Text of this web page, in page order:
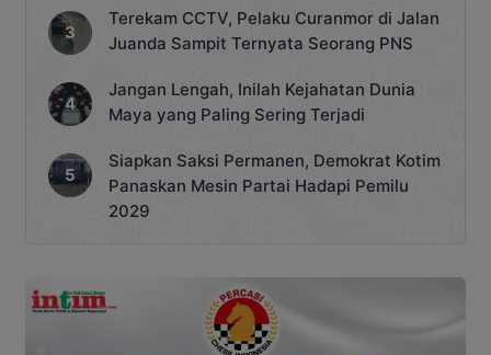
Terekam CCTV, Pelaku Curanmor di Jalan
Juanda Sampit Ternyata Seorang PNS
Jangan Lengah, Inilah Kejahatan Dunia
Maya yang Paling Sering Terjadi
Siapkan Saksi Permanen, Demokrat Kotim
Panaskan Mesin Partai Hadapi Pemilu
2029